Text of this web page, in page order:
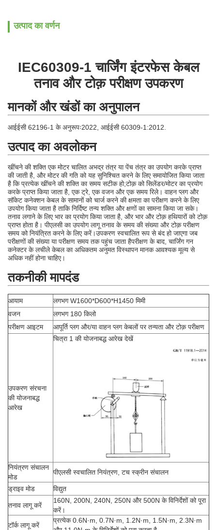
उत्पाद का वर्णन
IEC60309-1 चार्जिंग इंटरफेस केबल
तनाव और टोक़ परीक्षण उपकरण
मानकों और खंडों का अनुपालन
आईईसी 62196-1 के अनुरूपः2022, आईईसी 60309-1:2012.
उत्पाद का अवलोकन
खींचने की शक्ति एक मोटर चालित अभद्र तंत्र या पेंच तंत्र का उपयोग करके प्राप्त
की जाती है, और मोटर की गति को यह सुनिश्चित करने के लिए समायोजित किया जाता
है कि प्रत्येक खींचने की शक्ति का समय सटीक हो;टोक़ को सिलेंडर/मोटर का प्रयोग
करके प्राप्त किया जाता है, एक ट्रे, एक वजन और एक समय रिले। वाहन प्लग और
सॉकेट कनेक्शन केबल के सामानों को चार्ज करने की क्षमता का परीक्षण करने के लिए
उपयोग किया जाता है ताकि निर्दिष्ट तन्य शक्ति और क्षणों का सामना किया जा सके।
तनाव लगाने के लिए भार का प्रयोग किया जाता है, और भार और टोक़ हथियारों को टोक़
प्राप्त होता है। पीएलसी का उपयोग लागू तनाव के समय की संख्या और टोक़ परीक्षण
समय को नियंत्रित करने के लिए करें।उपकरण स्वचालित रूप से बंद हो जाएगा जब
परीक्षणों की संख्या या परीक्षण समय तक पहुंच जाता हैपरीक्षण के बाद, चार्जिंग गन
कनेक्टर के लचीले केबल का अधिकतम अनुमत विस्थापन मानक आवश्यक मूल्य से
अधिक नहीं होना चाहिए।
तकनीकी मापदंड
आयाम
लगभग W1600*D600*H1450 मिमी
वजन
लगभग 180 किलो
परीक्षण आइटम
आपूर्ति प्लग और/या वाहन प्लग केबलों पर तन्यता और टोक़ परीक्षण
उपकरण संरचना
की योजनाबद्ध
आरेख
चित्रा 1 की योजनाबद्ध आरेख देखें
नियंत्रण संचालन
मोड
पीएलसी स्वचालित नियंत्रण, टच स्क्रीन संचालन
ड्राइव मोड विद्युत
तनाव लागू करें
160N, 200N, 240N, 250N और 500N के विनिर्देशों को पूरा
करें।
टॉर्क लागू करें
प्रत्येक 0.6N·m, 0.7N·m, 1.2N·m, 1.5N·m, 2.3N·m